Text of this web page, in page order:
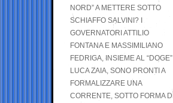
NORD” A METTERE SOTTO
SCHIAFFO SALVINI? I
GOVERNATORI ATTILIO
FONTANA E MASSIMILIANO
FEDRIGA, INSIEME AL “DOGE”
LUCA ZAIA, SONO PRONTI A
FORMALIZZARE UNA
CORRENTE, SOTTO FORMA DI